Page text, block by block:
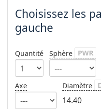
Choisissez les
gauche
Quantité Sphère PWR
Axe Diamètre
14.40